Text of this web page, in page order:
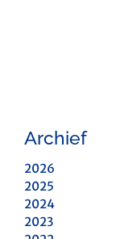
Archief
2026
2025
2024
2023